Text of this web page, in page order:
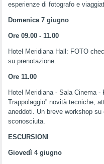
esperienze di fotografo e
Domenica 7 giugno
Ore 09.00 - 11.00
Hotel Meridiana Hall: FOTO
su prenotazione.
Ore 11.00
Hotel Meridiana - Sala Cinema -
Trappolaggio” novità tecniche,
aneddoti. Un breve workshop
sconosciuta.
ESCURSIONI
Giovedì 4 giugno